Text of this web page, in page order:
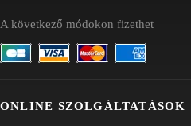
A következő módokon fizethet
ONLINE SZOLGÁLTATÁSOK